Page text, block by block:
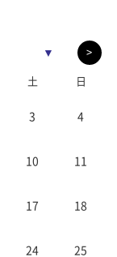
▼ >
土 日
3 4
10 11
17 18
24 25